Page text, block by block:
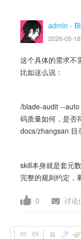
admin -
2026-05-
这个具体的需求不
比如这么说：
/blade-audit --
码质量如何，是否
docs/zhangsan 目
skill本身就是套元
完整的规则约定，
0 讨论